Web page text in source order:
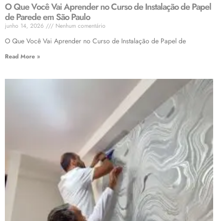
O Que Você Vai Aprender no Curso de Instalação de Papel
de Parede em São Paulo
junho 14, 2026 Nenhum comentário
O Que Você Vai Aprender no Curso de Instalação de Papel de
Read More »